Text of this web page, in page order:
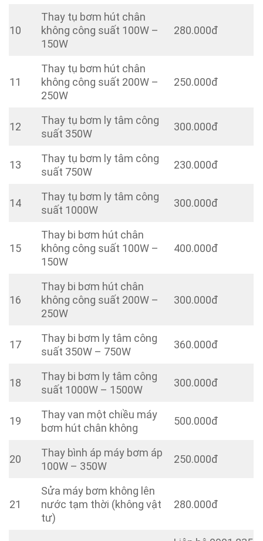
10
Thay tụ bơm hút chân
không công suất 100W –
150W
280.000đ
11
Thay tụ bơm hút chân
không công suất 200W –
250W
250.000đ
12
Thay tụ bơm ly tâm công
suất 350W
300.000đ
13
Thay tụ bơm ly tâm công
suất 750W
230.000đ
14
Thay tụ bơm ly tâm công
suất 1000W
300.000đ
15
Thay bi bơm hút chân
không công suất 100W –
150W
400.000đ
16
Thay bi bơm hút chân
không công suất 200W –
250W
300.000đ
17
Thay bi bơm ly tâm công
suất 350W – 750W
360.000đ
18
Thay bi bơm ly tâm công
suất 1000W – 1500W
300.000đ
19
Thay van một chiều máy
bơm hút chân không
500.000đ
20
Thay bình áp máy bơm áp
100W – 350W
250.000đ
21
Sửa máy bơm không lên
nước tạm thời (không vật
tư)
280.000đ